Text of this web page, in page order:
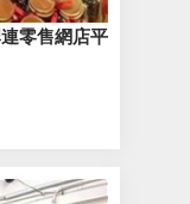
零售網店平